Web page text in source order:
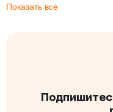
Показать все